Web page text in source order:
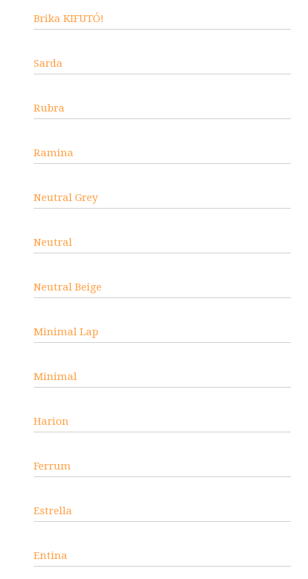
Brika KIFUTÓ!
Sarda
Rubra
Ramina
Neutral Grey
Neutral
Neutral Beige
Minimal Lap
Minimal
Harion
Ferrum
Estrella
Entina